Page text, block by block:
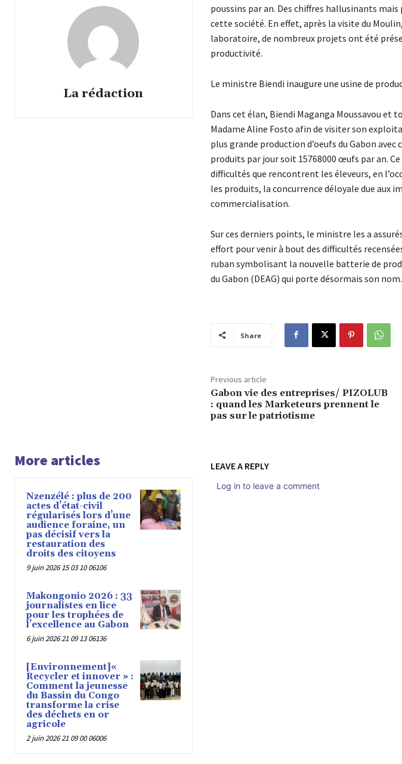
La rédaction
poussins par an. Des chiffres hallusinants
cette société. En effet, après la visite du
laboratoire, de nombreux projets ont été
productivité.
Le ministre Biendi inaugure une usine de
Dans cet élan, Biendi Maganga Moussavou et
Madame Aline Fosto afin de visiter son
plus grande production d’oeufs du Gabon
produits par jour soit 15768000 œufs par an.
difficultés que rencontrent les éleveurs, en
les produits, la concurrence déloyale due
commercialisation.
Sur ces derniers points, le ministre les a
effort pour venir à bout des difficultés
ruban symbolisant la nouvelle batterie de
du Gabon (DEAG) qui porte désormais son nom.
Share
Previous article
Gabon vie des entreprises/ PIZOLUB
: quand les Marketeurs prennent le
pas sur le patriotisme
More articles
Nzenzélé : plus de 200
actes d’état-civil
régularisés lors d’une
audience foraine, un
pas décisif vers la
restauration des
droits des citoyens
9 juin 2026 15 03 10 06106
Makongonio 2026 : 33
journalistes en lice
pour les trophées de
l’excellence au Gabon
6 juin 2026 21 09 13 06136
[Environnement]«
Recycler et innover » :
Comment la jeunesse
du Bassin du Congo
transforme la crise
des déchets en or
agricole
2 juin 2026 21 09 00 06006
LEAVE A REPLY
Log in to leave a comment